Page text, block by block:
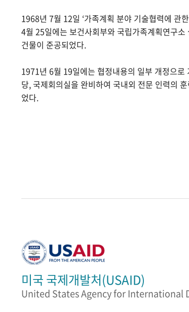
1968년 7월 12일 ‘가족계획 분야 기술협력에 관
4월 25일에는 보건사회부와 국립가족계획연구
건물이 준공되었다.
1971년 6월 19일에는 협정내용의 일부 개정으
당, 국제회의실을 완비하여 국내외 전문 인력의
었다.
미국 국제개발처(USAID)
United States Agency for International